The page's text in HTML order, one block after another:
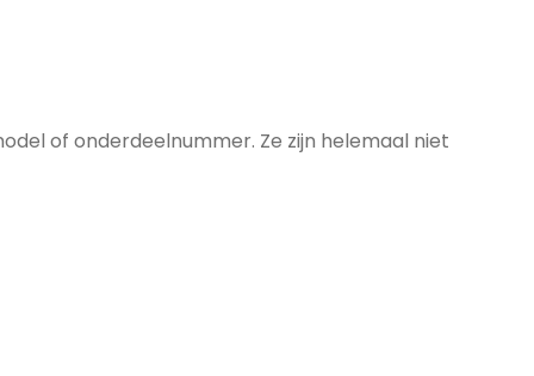
of onderdeelnummer. Ze zijn helemaal niet